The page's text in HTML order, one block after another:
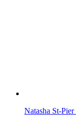
Natasha St-